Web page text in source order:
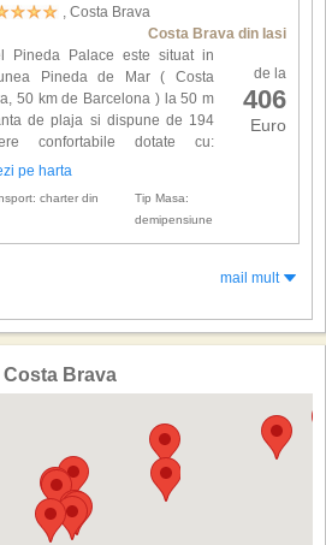
, Costa Brava
Costa Brava din Iasi
de la
406
Euro
Pineda Palace este situat in
Pineda de Mar ( Costa
50 km de Barcelona ) la 50 m
de plaja si dispune de 194
confortabile dotate cu:
telefon, aer conditionat,
Pined...
pe harta
charter din
Tip Masa:
demipensiune
mail mult
Brava